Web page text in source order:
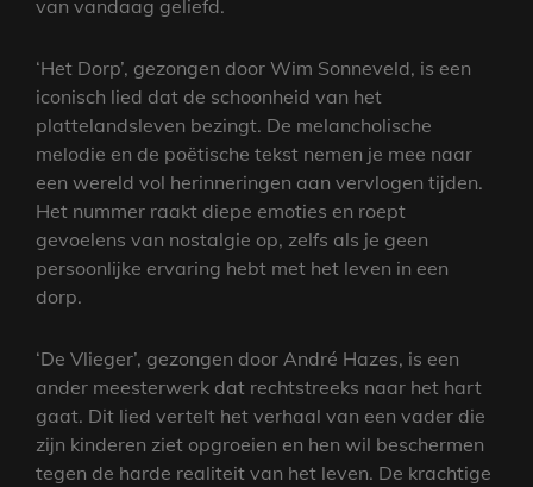
van vandaag geliefd.
‘Het Dorp’, gezongen door Wim Sonneveld, is een
iconisch lied dat de schoonheid van het
plattelandsleven bezingt. De melancholische
melodie en de poëtische tekst nemen je mee naar
een wereld vol herinneringen aan vervlogen tijden.
Het nummer raakt diepe emoties en roept
gevoelens van nostalgie op, zelfs als je geen
persoonlijke ervaring hebt met het leven in een
dorp.
‘De Vlieger’, gezongen door André Hazes, is een
ander meesterwerk dat rechtstreeks naar het hart
gaat. Dit lied vertelt het verhaal van een vader die
zijn kinderen ziet opgroeien en hen wil beschermen
tegen de harde realiteit van het leven. De krachtige